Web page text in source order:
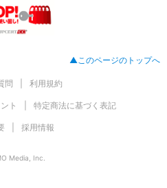
▲このページのトップへ
問 利用規約
ト 特定商法に基づく表記
採用情報
Media, Inc.